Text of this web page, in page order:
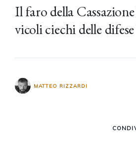
Il faro della
vicoli ciechi delle
MATTEO RIZZARDI